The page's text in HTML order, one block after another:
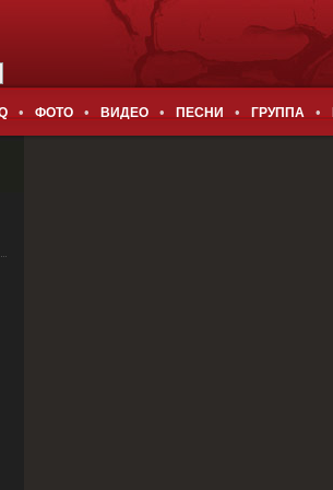
• ФОТО • ВИДЕО • ПЕСНИ • ГРУППА •